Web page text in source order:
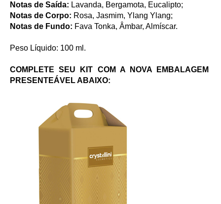
Notas de Saída: Lavanda, Bergamota, Eucalipto;
Notas de Corpo: Rosa, Jasmim, Ylang Ylang;
Notas de Fundo: Fava Tonka, Âmbar, Almíscar.
Peso Líquido: 100 ml.
COMPLETE SEU KIT COM A NOVA EMBALAGEM
PRESENTEÁVEL ABAIXO: